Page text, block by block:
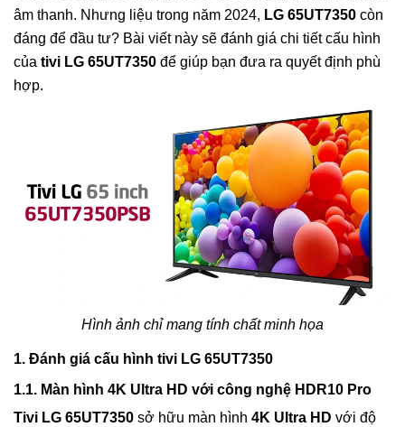
âm thanh. Nhưng liệu trong năm 2024, LG 65UT7350 còn
đáng để đầu tư? Bài viết này sẽ đánh giá chi tiết cấu hình
của tivi LG 65UT7350 để giúp bạn đưa ra quyết định phù
hợp.
Hình ảnh chỉ mang tính chất minh họa
1. Đánh giá cấu hình tivi LG 65UT7350
1.1. Màn hình 4K Ultra HD với công nghệ HDR10 Pro
Tivi LG 65UT7350 sở hữu màn hình 4K Ultra HD với độ